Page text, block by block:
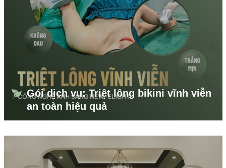
Gói dịch vụ: Triệt lông bikini vĩnh viễn
an toàn hiệu quả